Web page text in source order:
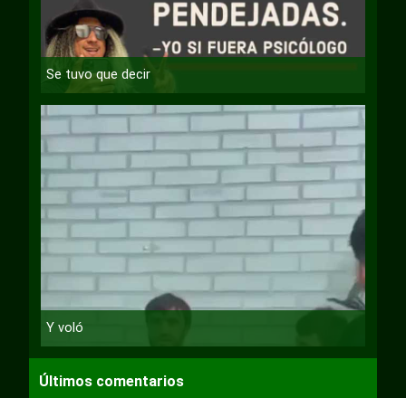
Se tuvo que decir
Y voló
Últimos comentarios